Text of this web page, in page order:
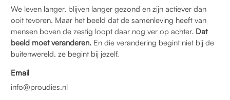
We leven langer, blijven langer gezond en zijn actiever dan
ooit tevoren. Maar het beeld dat de samenleving heeft van
mensen boven de zestig loopt daar nog ver op achter. Dat
beeld moet veranderen. En die verandering begint niet bij de
buitenwereld, ze begint bij jezelf.
Email
info@proudies.nl